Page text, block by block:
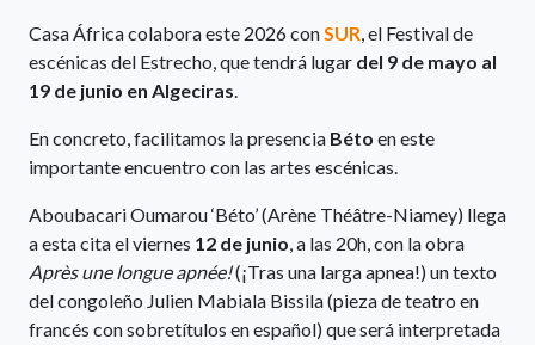
Casa África colabora este 2026 conSUR, el Festival de
escénicas del Estrecho, que tendrá lugar del 9 de mayo al
19 de junio en Algeciras.
En concreto, facilitamos la presencia Béto en este
importante encuentro con las artes escénicas.
Aboubacari Oumarou ‘Béto’ (Arène Théâtre-Niamey) llega
a esta cita el viernes 12 de junio, a las 20h, con la obra
Après une longue apnée!(¡Tras una larga apnea!) un texto
del congoleño Julien Mabiala Bissila (pieza de teatro en
francés con sobretítulos en español) que será interpretada